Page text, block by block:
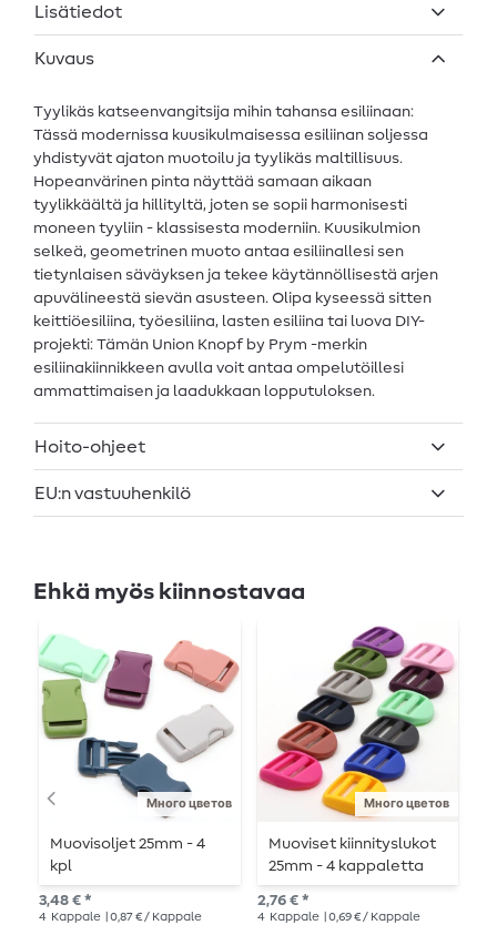
Lisätiedot
Kuvaus
Tyylikäs katseenvangitsija mihin tahansa esiliinaan:
Tässä modernissa kuusikulmaisessa esiliinan soljessa
yhdistyvät ajaton muotoilu ja tyylikäs maltillisuus.
Hopeanvärinen pinta näyttää samaan aikaan
tyylikkäältä ja hillityltä, joten se sopii harmonisesti
moneen tyyliin - klassisesta moderniin. Kuusikulmion
selkeä, geometrinen muoto antaa esiliinallesi sen
tietynlaisen säväyksen ja tekee käytännöllisestä arjen
apuvälineestä sievän asusteen. Olipa kyseessä sitten
keittiöesiliina, työesiliina, lasten esiliina tai luova DIY-
projekti: Tämän Union Knopf by Prym -merkin
esiliinakiinnikkeen avulla voit antaa ompelutöillesi
ammattimaisen ja laadukkaan lopputuloksen.
Hoito-ohjeet
EU:n vastuuhenkilö
Ehkä myös kiinnostavaa
Много цветов
Muovisoljet 25mm - 4
kpl
3,48 € *
4 Kappale | 0,87 € / Kappale
Много цветов
Muoviset kiinnityslukot
25mm - 4 kappaletta
2,76 € *
4 Kappale | 0,69 € / Kappale